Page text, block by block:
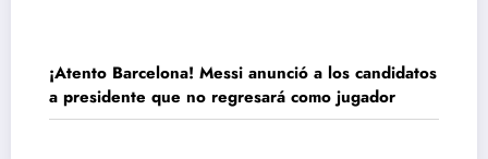
¡Atento Barcelona! Messi anunció a los candidatos
a presidente que no regresará como jugador